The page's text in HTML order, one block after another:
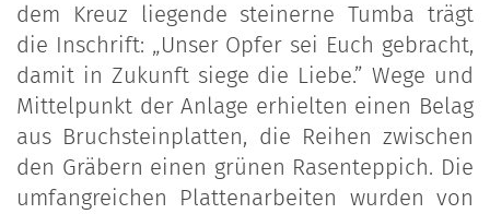
dem Kreuz liegende steinerne Tumba trägt
die Inschrift: „Unser Opfer sei Euch gebracht,
damit in Zukunft siege die Liebe.” Wege und
Mittelpunkt der Anlage erhielten einen Belag
aus Bruchsteinplatten, die Reihen zwischen
den Gräbern einen grünen Rasenteppich. Die
umfangreichen Plattenarbeiten wurden von